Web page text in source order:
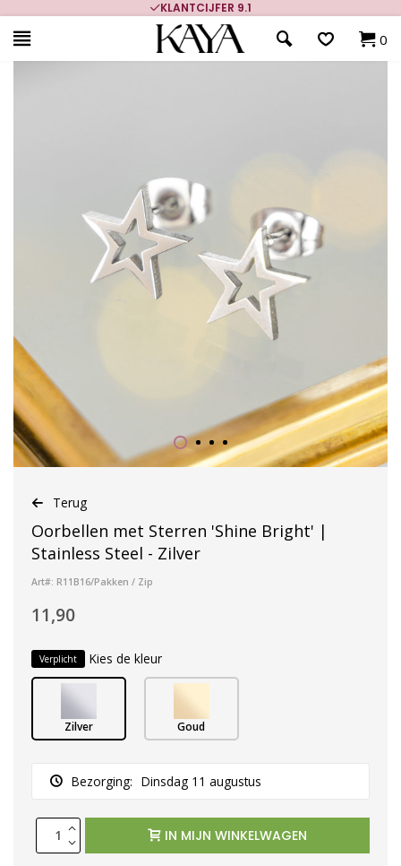
KLANTCIJFER 9.1
0
Terug
Oorbellen met Sterren 'Shine Bright' |
Stainless Steel - Zilver
Art#: R11B16/Pakken / Zip
11,90
Verplicht Kies de kleur
Zilver Goud
Bezorging: Dinsdag 11 augustus
IN MIJN WINKELWAGEN